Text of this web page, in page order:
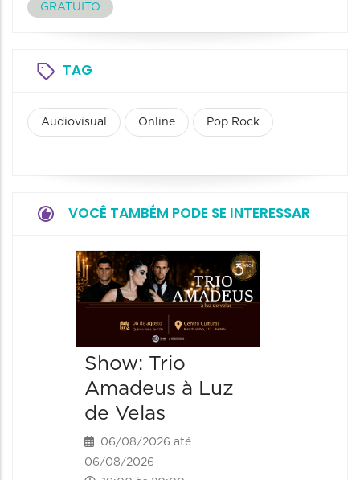
GRATUITO
TAG
Audiovisual Online Pop Rock
VOCÊ TAMBÉM PODE SE INTERESSAR
Show: Trio
Amadeus à Luz
de Velas
06/08/2026 até
06/08/2026